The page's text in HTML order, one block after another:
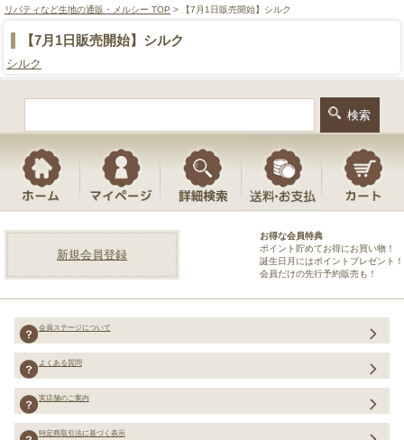
リバティなど生地の通販・メルシー TOP > 【7月1日販売開始】シルク
【7月1日販売開始】シルク
シルク
新規会員登録
お得な会員特典
ポイント貯めてお得にお買い物！
誕生日月にはポイントプレゼント！
会員だけの先行予約販売も！
会員ステージについて
よくある質問
実店舗のご案内
特定商取引法に基づく表示